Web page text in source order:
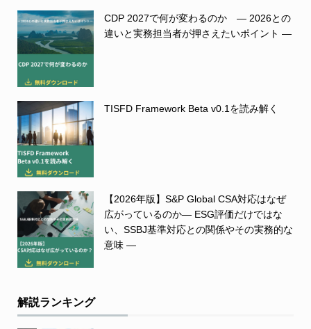
CDP 2027で何が変わるのか ― 2026との
違いと実務担当者が押さえたいポイント ―
TISFD Framework Beta v0.1を読み解く
【2026年版】S&P Global CSA対応はなぜ
広がっているのか― ESG評価だけではな
い、SSBJ基準対応との関係やその実務的な
意味 ―
解説ランキング